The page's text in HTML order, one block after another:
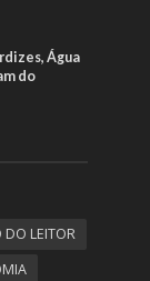
Água
do
DO LEITOR